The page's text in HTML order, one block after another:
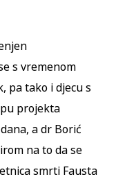
s vremenom
pa tako i djecu s
projekta
a dr Borić
na to da se
smrti Fausta